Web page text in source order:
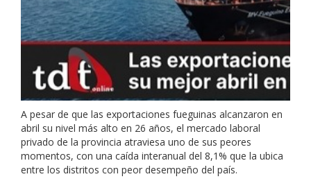
A pesar de que las exportaciones fueguinas alcanzaron en
abril su nivel más alto en 26 años, el mercado laboral
privado de la provincia atraviesa uno de sus peores
momentos, con una caída interanual del 8,1% que la ubica
entre los distritos con peor desempeño del país.